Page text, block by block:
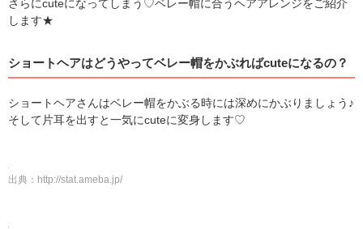
さらにcuteになってしまう♡ベレー帽に合うヘアアレンジをご紹介
します★
ショートヘアはどうやってベレー帽をかぶればcuteになるの？
ショートヘアさんはベレー帽をかぶる時には深めにかぶりましょう♪
そして片耳を出すと一気にcuteに変身します♡
出典： http://stat.ameba.jp/